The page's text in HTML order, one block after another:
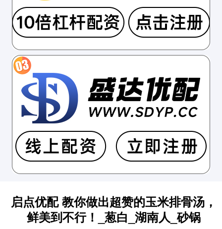
启点优配 教你做出超赞的玉米排骨汤，
鲜美到不行！_葱白_湖南人_砂锅